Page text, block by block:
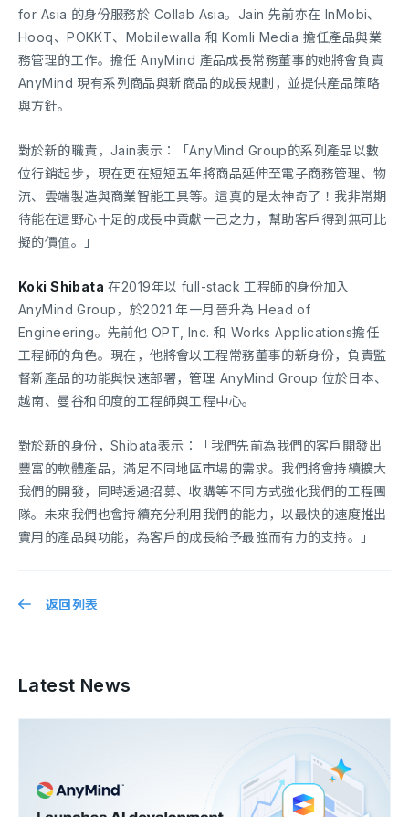
for Asia 的身份服務於 Collab Asia。Jain 先前亦在 InMobi、
Hooq、POKKT、Mobilewalla 和 Komli Media 擔任產品與業
務管理的工作。擔任 AnyMind 產品成長常務董事的她將會負責
AnyMind 現有系列商品與新商品的成長規劃，並提供產品策略
與方針。
對於新的職責，Jain表示：「AnyMind Group的系列產品以數
位行銷起步，現在更在短短五年將商品延伸至電子商務管理、物
流、雲端製造與商業智能工具等。這真的是太神奇了！我非常期
待能在這野心十足的成長中貢獻一己之力，幫助客戶得到無可比
擬的價值。」
Koki Shibata 在2019年以 full-stack 工程師的身份加入
AnyMind Group，於2021 年一月晉升為 Head of
Engineering。先前他 OPT, Inc. 和 Works Applications擔任
工程師的角色。現在，他將會以工程常務董事的新身份，負責監
督新產品的功能與快速部署，管理 AnyMind Group 位於日本、
越南、曼谷和印度的工程師與工程中心。
對於新的身份，Shibata表示：「我們先前為我們的客戶開發出
豐富的軟體產品，滿足不同地區市場的需求。我們將會持續擴大
我們的開發，同時透過招募、收購等不同方式強化我們的工程團
隊。未來我們也會持續充分利用我們的能力，以最快的速度推出
實用的產品與功能，為客戶的成長給予最強而有力的支持。」
返回列表
Latest News